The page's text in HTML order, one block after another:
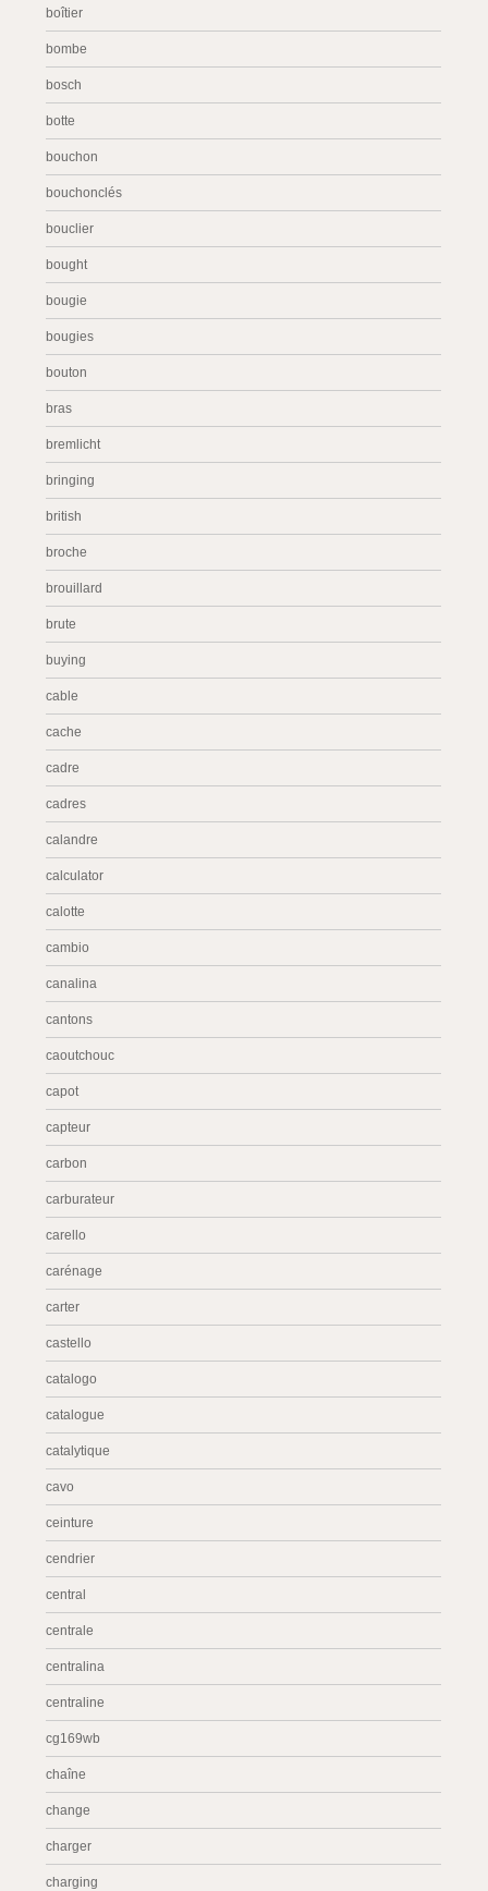
boîtier
bombe
bosch
botte
bouchon
bouchonclés
bouclier
bought
bougie
bougies
bouton
bras
bremlicht
bringing
british
broche
brouillard
brute
buying
cable
cache
cadre
cadres
calandre
calculator
calotte
cambio
canalina
cantons
caoutchouc
capot
capteur
carbon
carburateur
carello
carénage
carter
castello
catalogo
catalogue
catalytique
cavo
ceinture
cendrier
central
centrale
centralina
centraline
cg169wb
chaîne
change
charger
charging